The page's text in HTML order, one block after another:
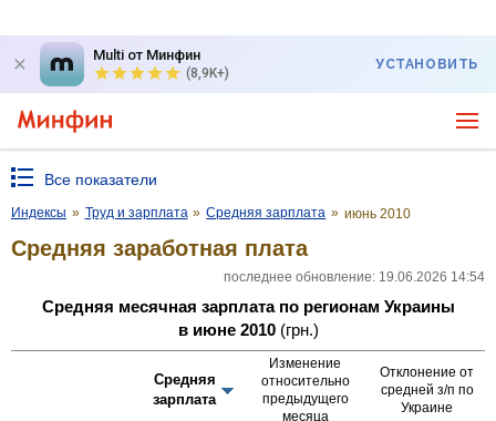
Multi от Минфин
(8,9K+)
УСТАНОВИТЬ
Все показатели
Индексы » Труд и зарплата » Средняя зарплата » июнь 2010
Средняя заработная плата
последнее обновление: 19.06.2026 14:54
Средняя месячная зарплата по регионам Украины
в июне 2010 (грн.)
Средняя
зарплата
Изменение
относительно
предыдущего
месяца
Отклонение от
средней з/п по
Украине